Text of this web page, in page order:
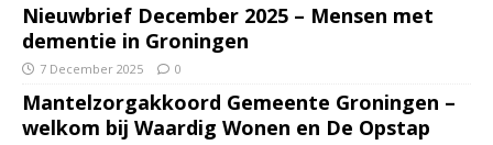
Nieuwbrief December 2025 – Mensen met
dementie in Groningen
7 December 2025 0
Mantelzorgakkoord Gemeente Groningen –
welkom bij Waardig Wonen en De Opstap